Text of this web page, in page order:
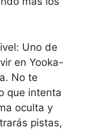
Uno de
en Yooka-
No te
que intenta
oculta y
pistas,